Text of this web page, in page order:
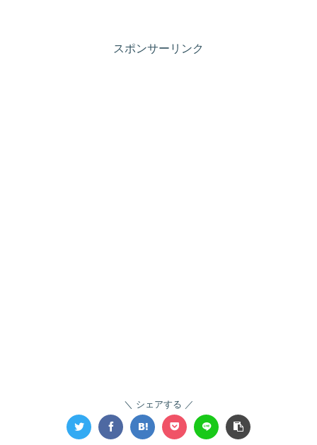
スポンサーリンク
シェアする